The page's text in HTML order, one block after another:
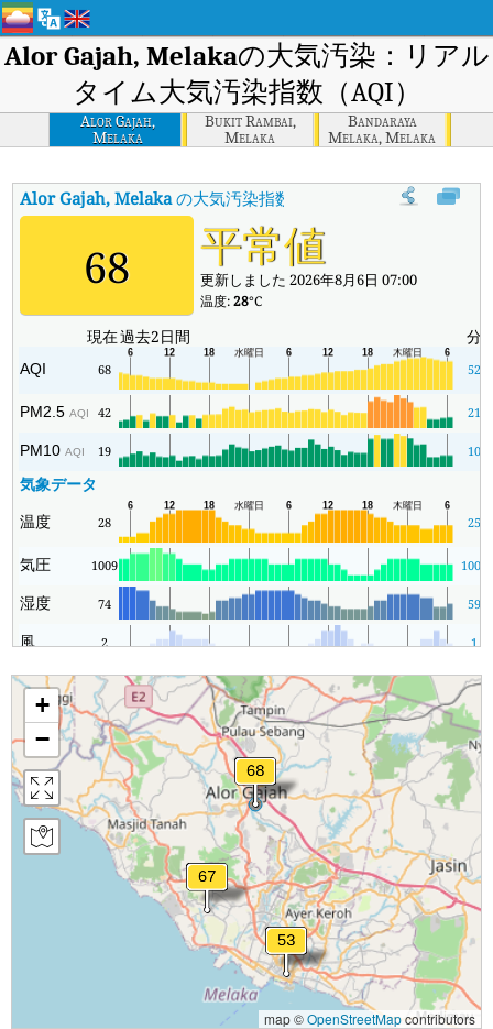
Alor Gajah, Melakaの大気汚染：リアル
タイム大気汚染指数（AQI）
Alor Gajah,
Melaka
Bukit Rambai,
Melaka
Bandaraya
Melaka, Melaka
Alor Gajah, Melakaの大気汚染指数 Alor Gajah, Melakaのリアル
68 平常値
更新しました 2026年8月6日 07:00
温度:28°C
現在過去2日間 分
AQI 68 52
PM2.5AQI 42 21
PM10AQI 19 10
気象データ
温度 28 25
気圧 1009 1007
湿度 74 59
風 2 1
+
−
map ©OpenStreetMapcontributors